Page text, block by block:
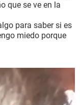
que se ve en la
para saber si es
miedo porque